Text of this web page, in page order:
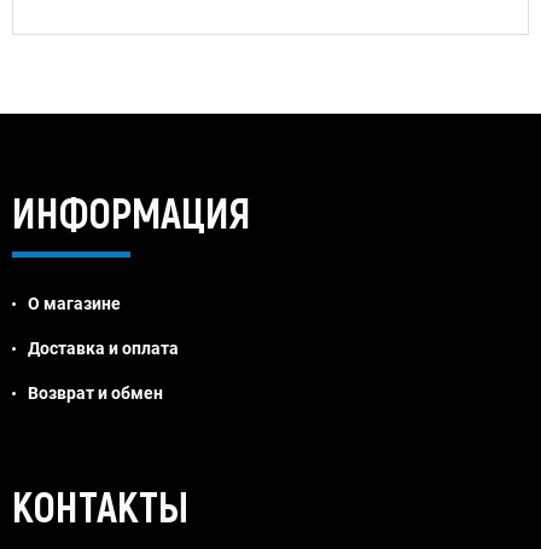
ИНФОРМАЦИЯ
О магазине
Доставка и оплата
Возврат и обмен
КОНТАКТЫ